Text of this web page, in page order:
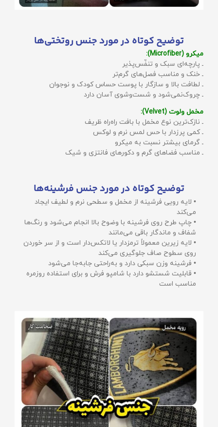
توضیح کوتاه در مورد جنس روتختی‌ها
میکرو (Microfiber):
ـ پارچه‌ای سبک و تنفّس‌پذیر
ـ خنک و مناسب فصل‌های گرم‌تر
ـ لطافت بالا و سازگار با پوست حساس کودک و نوجوان
ـ چروک‌نمی‌شود و شست‌وشوی آسان دارد
مخمل ولوت (Velvet):
ـ نازک‌ترین نوع مخمل با بافت راه‌راه ظریف
ـ کمی پرزدار با حس لمس نرم و لوکس
ـ گرمای بیشتر نسبت به میکرو
ـ مناسب فضاهای گرم و دکورهای فانتزی و شیک
توضیح کوتاه در مورد جنس فرشینه‌ها
• لایه رویی فرشینه از مخمل و سطحی نرم و لطیف ایجاد
می‌کند
• چاپ طرح روی فرشینه با وضوح بالا انجام می‌شود و رنگ‌ها
شفاف و ماندگار باقی می‌مانند
• لایه زیرین معمولاً ترمزدار یا لاتکس‌دار است و از سر خوردن
روی سطوح صاف جلوگیری می‌کند
• فرشینه وزن سبکی دارد و به‌راحتی جابه‌جا می‌شود
• قابلیت شستشو دارد با شامپو فرش و برای استفاده روزمره
مناسب است